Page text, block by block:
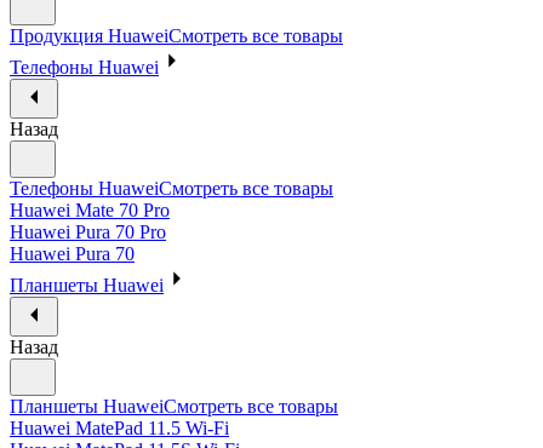
Продукция HuaweiСмотреть все товары
Телефоны Huawei
Назад
Телефоны HuaweiСмотреть все товары
Huawei Mate 70 Pro
Huawei Pura 70 Pro
Huawei Pura 70
Планшеты Huawei
Назад
Планшеты HuaweiСмотреть все товары
Huawei MatePad 11.5 Wi-Fi